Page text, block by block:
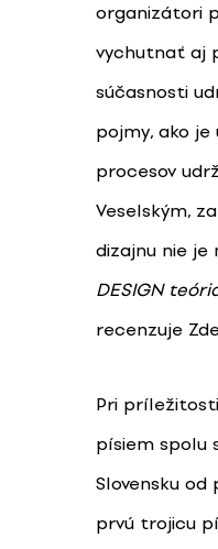
organizátori
vychutnať aj
súčasnosti
pojmy, ako
procesov
Veselským,
dizajnu nie je
DESIGN
recenzuje
Pri
písiem spolu
Slovensku
prvú trojicu